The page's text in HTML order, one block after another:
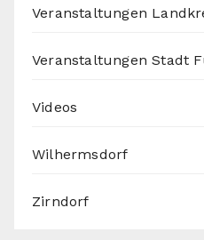
Veranstaltungen
Veranstaltungen Stadt
Videos
Wilhermsdorf
Zirndorf